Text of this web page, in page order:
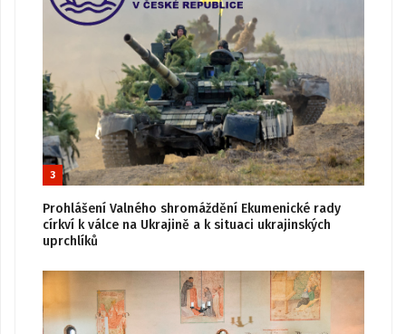
3
Prohlášení Valného shromáždění Ekumenické rady
církví k válce na Ukrajině a k situaci ukrajinských
uprchlíků